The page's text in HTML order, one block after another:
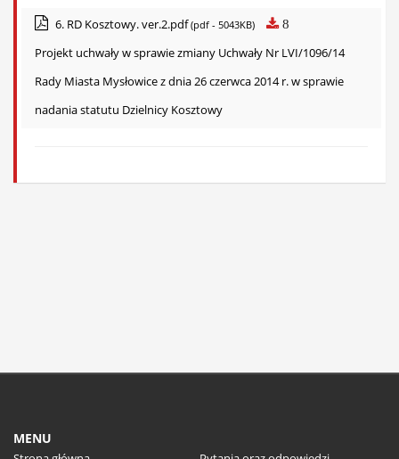
6. RD Kosztowy. ver.2.pdf(pdf - 5043KB) 8
Projekt uchwały w sprawie zmiany Uchwały Nr LVI/1096/14
Rady Miasta Mysłowice z dnia 26 czerwca 2014 r. w sprawie
nadania statutu Dzielnicy Kosztowy
MENU